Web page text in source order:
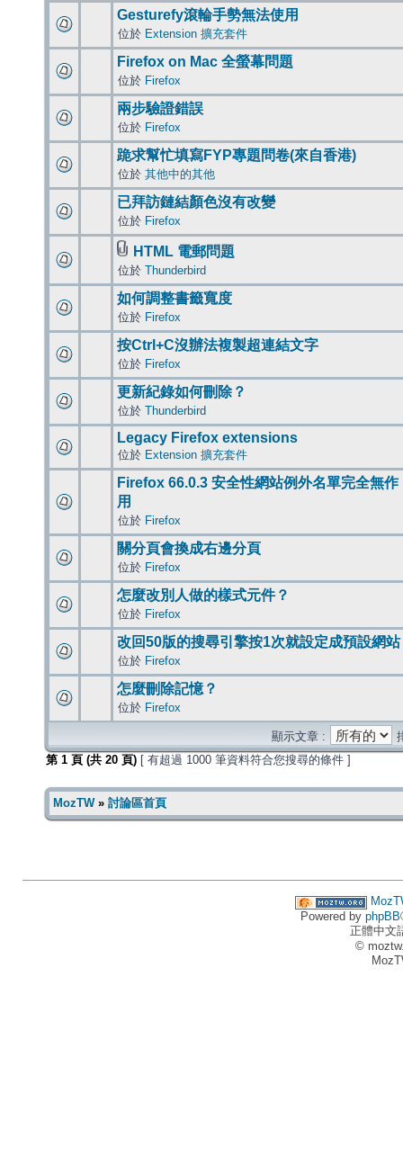
Gesturefy滾輪手勢無法使用
位於 Extension 擴充套件
Firefox on Mac 全螢幕問題
位於 Firefox
兩步驗證錯誤
位於 Firefox
跪求幫忙填寫FYP專題問卷(來自香港)
位於 其他中的其他
已拜訪鏈結顏色沒有改變
位於 Firefox
HTML 電郵問題
位於 Thunderbird
如何調整書籤寬度
位於 Firefox
按Ctrl+C沒辦法複製超連結文字
位於 Firefox
更新紀錄如何刪除？
位於 Thunderbird
Legacy Firefox extensions
位於 Extension 擴充套件
Firefox 66.0.3 安全性網站例外名單完全無作
用
位於 Firefox
關分頁會換成右邊分頁
位於 Firefox
怎麼改別人做的樣式元件？
位於 Firefox
改回50版的搜尋引擎按1次就設定成預設網站
位於 Firefox
怎麼刪除記憶？
位於 Firefox
顯示文章 :
第 1 頁 (共 20 頁) [ 有超過 1000 筆資料符合您搜尋的條件 ]
MozTW» 討論區首頁
Powered by phpBB
正體中文
©